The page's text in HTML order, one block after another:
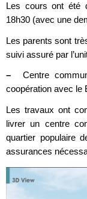
Les cours ont été
18h30 (avec une
Les parents sont
suivi assuré par
– Centre
coopération avec le
Les travaux ont
livrer un centre
quartier populaire
assurances